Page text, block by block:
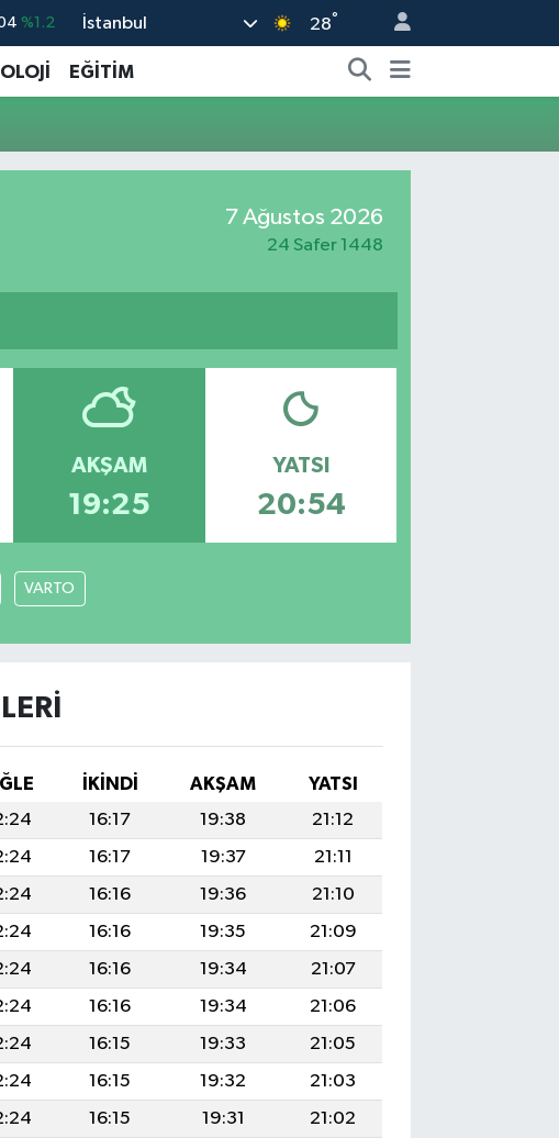
%1.2
%0.17
%0.27
İstanbul 28°
EĞİTİM
7 Ağustos 2026
24 Safer 1448
AKŞAM
19:25
YATSI
20:54
VARTO
İKINDI AKŞAM
YATSI
16:17 19:38
21:12
16:17 19:37
21:11
16:16 19:36
21:10
16:16 19:35
21:09
16:16 19:34
21:07
16:16 19:34
21:06
16:15 19:33
21:05
16:15 19:32
21:03
16:15 19:31
21:02